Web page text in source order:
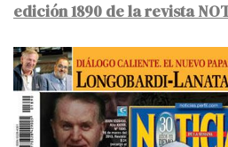
edición 1890 de la revista